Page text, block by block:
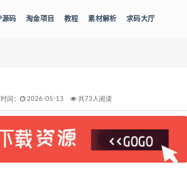
源码 淘金项目 教程 素材解析 求码大厅
间： 2026-05-13 共73人阅读